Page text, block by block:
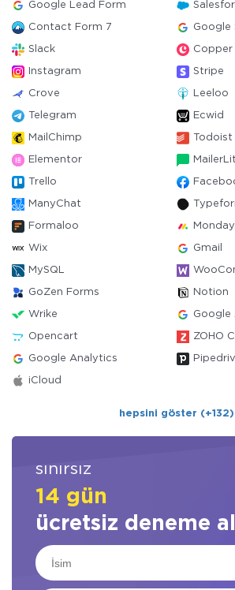
Google Lead Form
Contact Form 7 Google
Slack Copper
Instagram Stripe
Crove Leeloo
Telegram Ecwid
MailChimp Todoist
Elementor
Trello
ManyChat
Formaloo
Wix Gmail
MySQL
GoZen Forms Notion
Wrike Google
Opencart ZOHO
Google Analytics
iCloud
hepsini göster (+132)
sınırsız
14 gün
ücretsiz deneme